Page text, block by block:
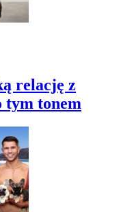
relację z
tym tonem